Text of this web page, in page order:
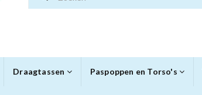
Draagtassen Paspoppen en Torso's